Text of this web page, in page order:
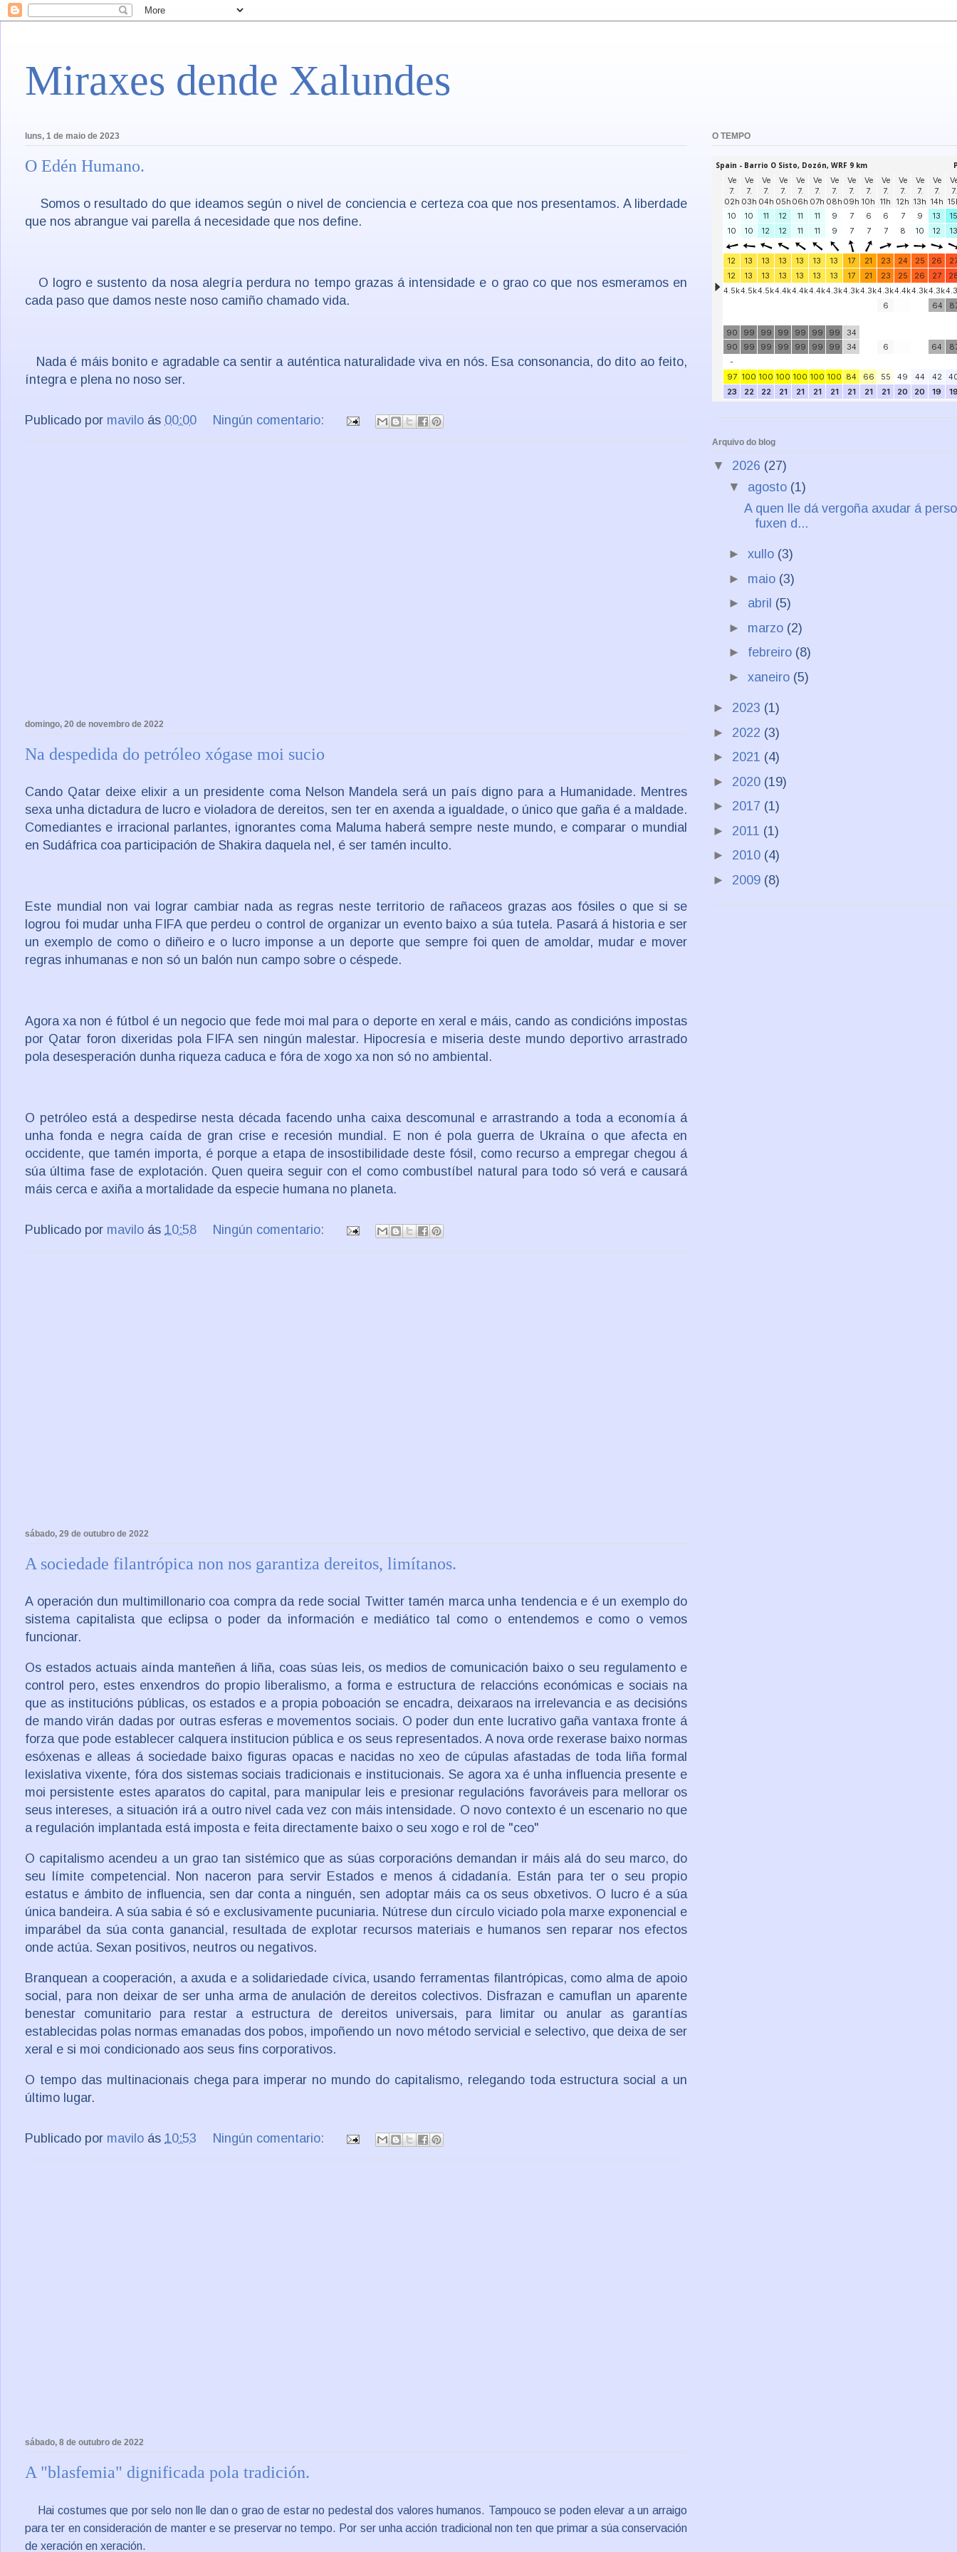
Miraxes dende Xalundes
luns, 1 de maio de 2023
O Edén Humano.
Somos o resultado do que ideamos según o nivel de conciencia e certeza coa que nos presentamos. A liberdade
que nos abrangue vai parella á necesidade que nos define.
O logro e sustento da nosa alegría perdura no tempo grazas á intensidade e o grao co que nos esmeramos en
cada paso que damos neste noso camiño chamado vida.
Nada é máis bonito e agradable ca sentir a auténtica naturalidade viva en nós. Esa consonancia, do dito ao feito,
íntegra e plena no noso ser.
Publicado por mavilo ás 00:00 Ningún comentario:
domingo, 20 de novembro de 2022
Na despedida do petróleo xógase moi sucio
Cando Qatar deixe elixir a un presidente coma Nelson Mandela será un país digno para a Humanidade. Mentres
sexa unha dictadura de lucro e violadora de dereitos, sen ter en axenda a igualdade, o único que gaña é a maldade.
Comediantes e irracional parlantes, ignorantes coma Maluma haberá sempre neste mundo, e comparar o mundial
en Sudáfrica coa participación de Shakira daquela nel, é ser tamén inculto.
Este mundial non vai lograr cambiar nada as regras neste territorio de rañaceos grazas aos fósiles o que si se
logrou foi mudar unha FIFA que perdeu o control de organizar un evento baixo a súa tutela. Pasará á historia e ser
un exemplo de como o diñeiro e o lucro imponse a un deporte que sempre foi quen de amoldar, mudar e mover
regras inhumanas e non só un balón nun campo sobre o céspede.
Agora xa non é fútbol é un negocio que fede moi mal para o deporte en xeral e máis, cando as condicións impostas
por Qatar foron dixeridas pola FIFA sen ningún malestar. Hipocresía e miseria deste mundo deportivo arrastrado
pola desesperación dunha riqueza caduca e fóra de xogo xa non só no ambiental.
O petróleo está a despedirse nesta década facendo unha caixa descomunal e arrastrando a toda a economía á
unha fonda e negra caída de gran crise e recesión mundial. E non é pola guerra de Ukraína o que afecta en
occidente, que tamén importa, é porque a etapa de insostibilidade deste fósil, como recurso a empregar chegou á
súa última fase de explotación. Quen queira seguir con el como combustíbel natural para todo só verá e causará
máis cerca e axiña a mortalidade da especie humana no planeta.
Publicado por mavilo ás 10:58 Ningún comentario:
sábado, 29 de outubro de 2022
A sociedade filantrópica non nos garantiza dereitos, limítanos.
A operación dun multimillonario coa compra da rede social Twitter tamén marca unha tendencia e é un exemplo do
sistema capitalista que eclipsa o poder da información e mediático tal como o entendemos e como o vemos
funcionar.
Os estados actuais aínda manteñen á liña, coas súas leis, os medios de comunicación baixo o seu regulamento e
control pero, estes enxendros do propio liberalismo, a forma e estructura de relaccións económicas e sociais na
que as institucións públicas, os estados e a propia poboación se encadra, deixaraos na irrelevancia e as decisións
de mando virán dadas por outras esferas e movementos sociais. O poder dun ente lucrativo gaña vantaxa fronte á
forza que pode establecer calquera institucion pública e os seus representados. A nova orde rexerase baixo normas
esóxenas e alleas á sociedade baixo figuras opacas e nacidas no xeo de cúpulas afastadas de toda liña formal
lexislativa vixente, fóra dos sistemas sociais tradicionais e institucionais. Se agora xa é unha influencia presente e
moi persistente estes aparatos do capital, para manipular leis e presionar regulacións favoráveis para mellorar os
seus intereses, a situación irá a outro nivel cada vez con máis intensidade. O novo contexto é un escenario no que
a regulación implantada está imposta e feita directamente baixo o seu xogo e rol de "ceo"
O capitalismo acendeu a un grao tan sistémico que as súas corporacións demandan ir máis alá do seu marco, do
seu límite competencial. Non naceron para servir Estados e menos á cidadanía. Están para ter o seu propio
estatus e ámbito de influencia, sen dar conta a ninguén, sen adoptar máis ca os seus obxetivos. O lucro é a súa
única bandeira. A súa sabia é só e exclusivamente pucuniaria. Nútrese dun círculo viciado pola marxe exponencial e
imparábel da súa conta ganancial, resultada de explotar recursos materiais e humanos sen reparar nos efectos
onde actúa. Sexan positivos, neutros ou negativos.
Branquean a cooperación, a axuda e a solidariedade cívica, usando ferramentas filantrópicas, como alma de apoio
social, para non deixar de ser unha arma de anulación de dereitos colectivos. Disfrazan e camuflan un aparente
benestar comunitario para restar a estructura de dereitos universais, para limitar ou anular as garantías
establecidas polas normas emanadas dos pobos, impoñendo un novo método servicial e selectivo, que deixa de ser
xeral e si moi condicionado aos seus fins corporativos.
O tempo das multinacionais chega para imperar no mundo do capitalismo, relegando toda estructura social a un
último lugar.
Publicado por mavilo ás 10:53 Ningún comentario:
sábado, 8 de outubro de 2022
A "blasfemia" dignificada pola tradición.
Hai costumes que por selo non lle dan o grao de estar no pedestal dos valores humanos. Tampouco se poden elevar a un arraigo
para ter en consideración de manter e se preservar no tempo. Por ser unha acción tradicional non ten que primar a súa conservación
de xeración en xeración.
O TEMPO
Arquivo do blog
▼ 2026 (27)
▼ agosto (1)
A quen lle dá vergoña axudar á
fuxen d...
► xullo (3)
► maio (3)
► abril (5)
► marzo (2)
► febreiro (8)
► xaneiro (5)
► 2023 (1)
► 2022 (3)
► 2021 (4)
► 2020 (19)
► 2017 (1)
► 2011 (1)
► 2010 (4)
► 2009 (8)